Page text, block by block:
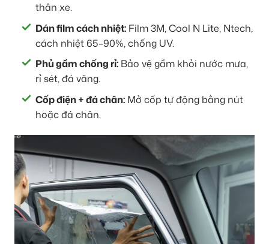
thân xe.
Dán film cách nhiệt: Film 3M, Cool N Lite, Ntech,
cách nhiệt 65–90%, chống UV.
Phủ gầm chống rỉ: Bảo vệ gầm khỏi nước mưa,
rỉ sét, đá văng.
Cốp điện + đá chân: Mở cốp tự động bằng nút
hoặc đá chân.